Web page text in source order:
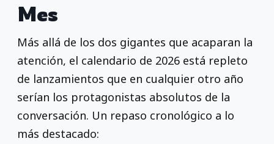
Mes
Más allá de los dos gigantes que acaparan la
atención, el calendario de 2026 está repleto
de lanzamientos que en cualquier otro año
serían los protagonistas absolutos de la
conversación. Un repaso cronológico a lo
más destacado: